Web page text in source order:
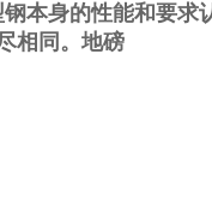
钢本身的性能和要求
相同。地磅